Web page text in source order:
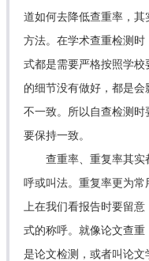
道如何去降低查重率，
方法。在学术查重检测
式都是需要严格按照学
的细节没有做好，都是
不一致。所以自查检测
要保持一致。
查重率、重复率其
呼或叫法。重复率更为
上在我们看报告时要留
式的称呼。就像论文查
是论文检测，或者叫论文